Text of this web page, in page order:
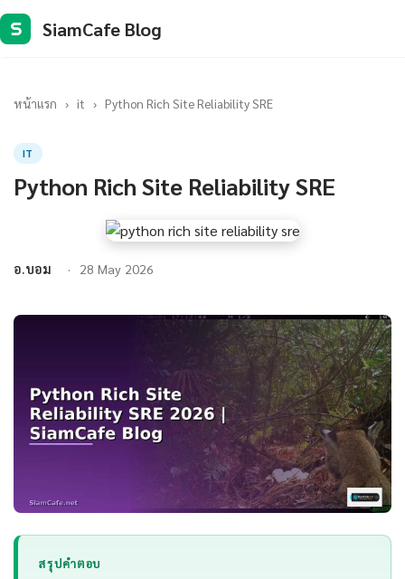
S SiamCafe Blog
หน้าแรก › it › Python Rich Site Reliability SRE
IT
Python Rich Site Reliability SRE
อ.บอม 28 May 2026
สรุปคำตอบ